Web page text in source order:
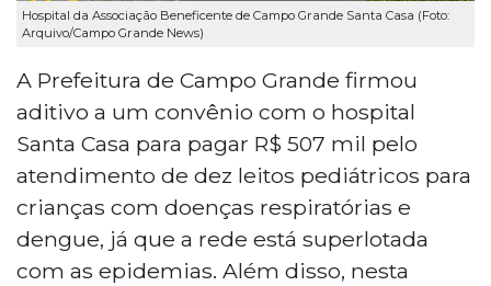
Hospital da Associação Beneficente de Campo Grande Santa Casa (Foto:
Arquivo/Campo Grande News)
A Prefeitura de Campo Grande firmou
aditivo a um convênio com o hospital
Santa Casa para pagar R$ 507 mil pelo
atendimento de dez leitos pediátricos para
crianças com doenças respiratórias e
dengue, já que a rede está superlotada
com as epidemias. Além disso, nesta